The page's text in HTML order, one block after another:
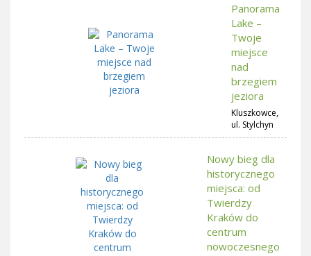
Panorama
Lake –
Twoje
miejsce
nad
brzegiem
jeziora
Kluszkowce,
ul. Stylchyn
Nowy bieg dla
historycznego
miejsca: od
Twierdzy
Kraków do
centrum
nowoczesnego